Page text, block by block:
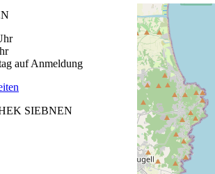
auf Anmeldung
SIEBNEN